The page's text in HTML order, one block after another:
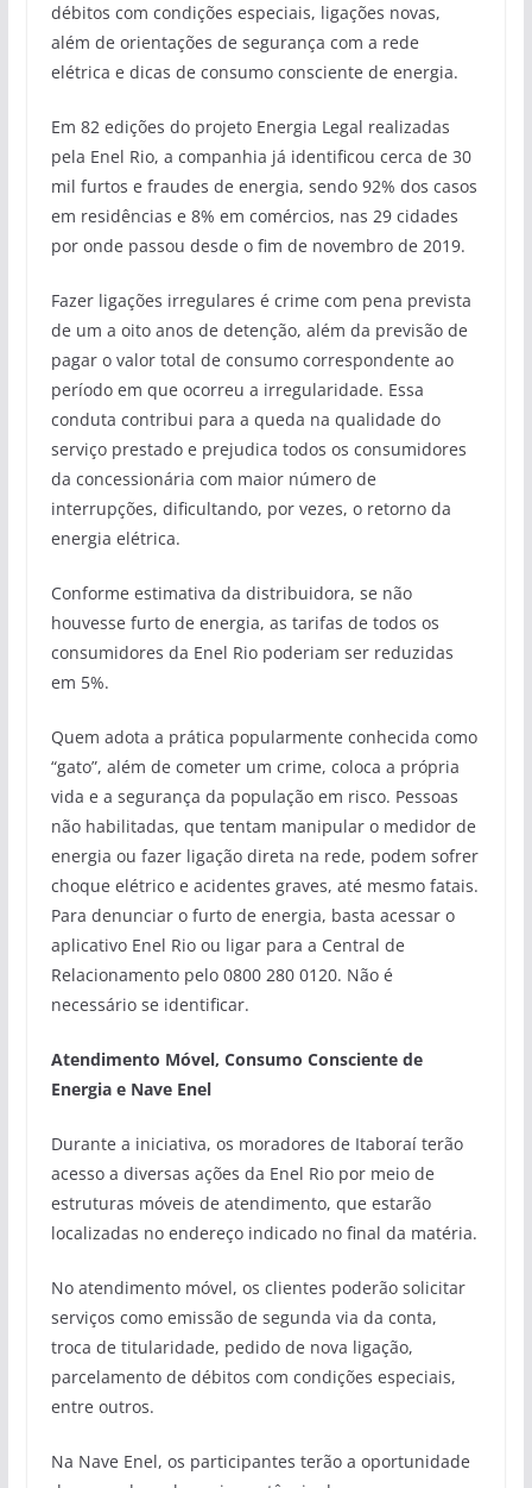
débitos com condições especiais, ligações novas,
além de orientações de segurança com a rede
elétrica e dicas de consumo consciente de energia.
Em 82 edições do projeto Energia Legal realizadas
pela Enel Rio, a companhia já identificou cerca de 30
mil furtos e fraudes de energia, sendo 92% dos casos
em residências e 8% em comércios, nas 29 cidades
por onde passou desde o fim de novembro de 2019.
Fazer ligações irregulares é crime com pena prevista
de um a oito anos de detenção, além da previsão de
pagar o valor total de consumo correspondente ao
período em que ocorreu a irregularidade. Essa
conduta contribui para a queda na qualidade do
serviço prestado e prejudica todos os consumidores
da concessionária com maior número de
interrupções, dificultando, por vezes, o retorno da
energia elétrica.
Conforme estimativa da distribuidora, se não
houvesse furto de energia, as tarifas de todos os
consumidores da Enel Rio poderiam ser reduzidas
em 5%.
Quem adota a prática popularmente conhecida como
“gato”, além de cometer um crime, coloca a própria
vida e a segurança da população em risco. Pessoas
não habilitadas, que tentam manipular o medidor de
energia ou fazer ligação direta na rede, podem sofrer
choque elétrico e acidentes graves, até mesmo fatais.
Para denunciar o furto de energia, basta acessar o
aplicativo Enel Rio ou ligar para a Central de
Relacionamento pelo 0800 280 0120. Não é
necessário se identificar.
Atendimento Móvel, Consumo Consciente de
Energia e Nave Enel
Durante a iniciativa, os moradores de Itaboraí terão
acesso a diversas ações da Enel Rio por meio de
estruturas móveis de atendimento, que estarão
localizadas no endereço indicado no final da matéria.
No atendimento móvel, os clientes poderão solicitar
serviços como emissão de segunda via da conta,
troca de titularidade, pedido de nova ligação,
parcelamento de débitos com condições especiais,
entre outros.
Na Nave Enel, os participantes terão a oportunidade